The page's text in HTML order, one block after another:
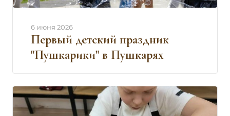
Первый детский праздник
"Пушкарики" в Пушкарях
6 июня 2026